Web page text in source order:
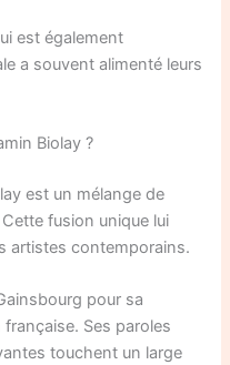
est également
a souvent alimenté leurs
Biolay ?
est un mélange de
fusion unique lui
artistes contemporains.
pour sa
Ses paroles
touchent un large